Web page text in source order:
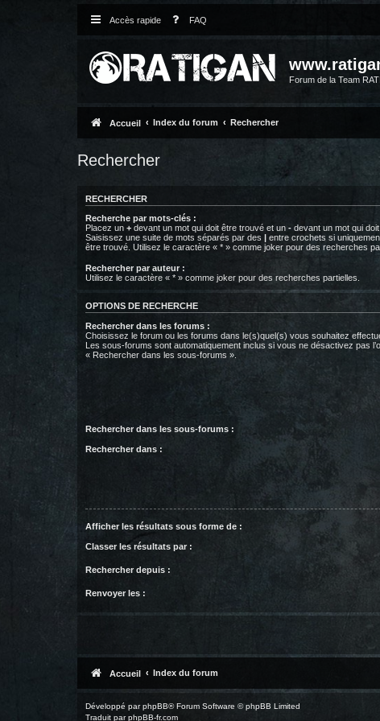
Accès rapide FAQ
Forum de la Team
Accueil Index du forum Rechercher
Rechercher
RECHERCHER
Recherche par mots-clés :
Placez un + devant un mot qui doit être trouvé et un - devant un mot qui
Saisissez une suite de mots séparés par des | entre crochets si
être trouvé. Utilisez le caractère « * » comme joker pour des recherches
Rechercher par auteur :
Utilisez le caractère « * » comme joker pour des recherches partielles.
OPTIONS DE RECHERCHE
Rechercher dans les forums :
Choisissez le forum ou les forums dans le(s)quel(s) vous souhaitez
Les sous-forums sont automatiquement inclus si vous ne désactivez pas
« Rechercher dans les sous-forums ».
Rechercher dans les sous-forums :
Rechercher dans :
Afficher les résultats sous forme de :
Classer les résultats par :
Rechercher depuis :
Renvoyer les :
Accueil Index du forum
Développé parphpBB® Forum Software © phpBB Limited
Traduit parphpBB-fr.com